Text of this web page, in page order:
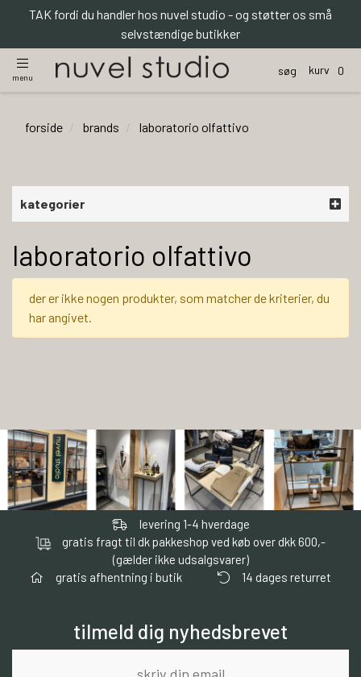
TAK fordi du handler hos nuvel studio - og støtter os små
selvstændige butikker
menu
søg kurv 0
forside brands laboratorio olfattivo
kategorier
laboratorio olfattivo
der er ikke nogen produkter, som matcher de kriterier, du
har angivet.
levering 1-4 hverdage
gratis fragt til dk pakkeshop ved køb over dkk 600,-
(gælder ikke udsalgsvarer)
gratis afhentning i butik
14 dages returret
tilmeld dig nyhedsbrevet